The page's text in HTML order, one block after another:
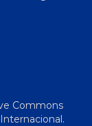
Commons
.